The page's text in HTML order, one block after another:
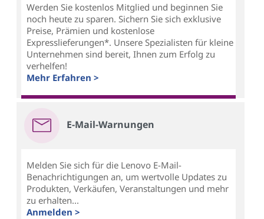
Werden Sie kostenlos Mitglied und beginnen Sie
noch heute zu sparen. Sichern Sie sich exklusive
Preise, Prämien und kostenlose
Expresslieferungen*. Unsere Spezialisten für kleine
Unternehmen sind bereit, Ihnen zum Erfolg zu
verhelfen!
Mehr Erfahren >
E-Mail-Warnungen
Melden Sie sich für die Lenovo E-Mail-
Benachrichtigungen an, um wertvolle Updates zu
Produkten, Verkäufen, Veranstaltungen und mehr
zu erhalten...
Anmelden >